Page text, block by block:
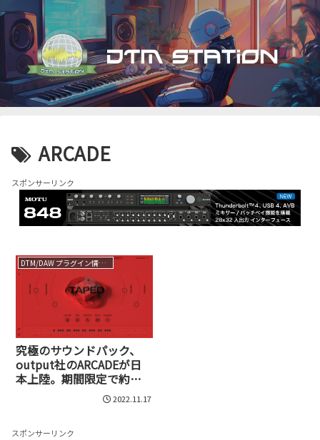
ARCADE
スポンサーリンク
DTM/DAW プラグイン情報（VST AU AAX）
究極のサウンドパック、
output社のARCADEが日
本上陸。期間限定で約
40％OFFのセールも実施
2022.11.17
スポンサーリンク